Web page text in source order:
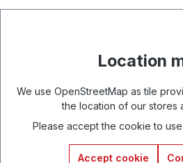
Location
We use OpenStreetMap as tile
the location of our stores
Please accept the cookie to
Accept cookie